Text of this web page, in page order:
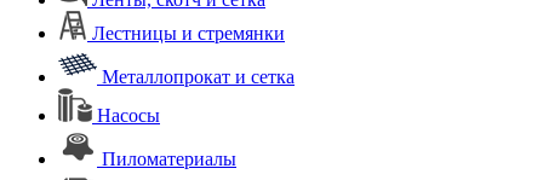
Лестницы и стремянки
Металлопрокат и сетка
Насосы
Пиломатериалы